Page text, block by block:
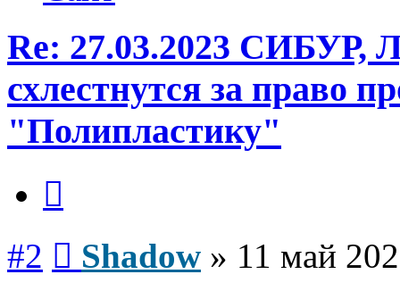
Re: 27.03.2023 СИБУР,
схлестнутся за право
"Полипластику"
#2 Shadow » 11 май